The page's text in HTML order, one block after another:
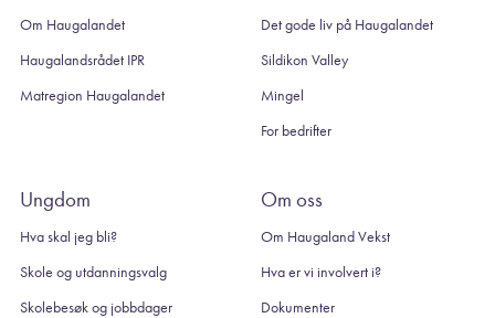
Om Haugalandet
Haugalandsrådet IPR
Matregion Haugalandet
Det gode liv på Haugalandet
Sildikon Valley
Mingel
For bedrifter
Ungdom
Hva skal jeg bli?
Skole og utdanningsvalg
Skolebesøk og jobbdager
Om oss
Om Haugaland Vekst
Hva er vi involvert i?
Dokumenter